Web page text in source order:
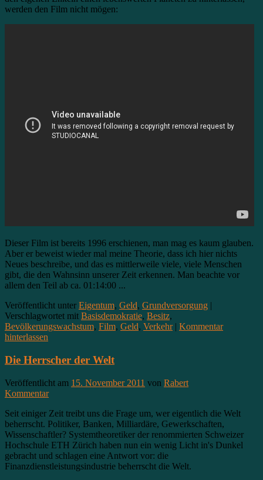
werden den Film nicht mögen:
Dieser Film ist bereits 1996 erschienen, man mag es kaum glauben.
Aber er beweist wieder mal meine Theorie, dass ich hier nichts
Neues beschreibe, und das es mittlerweile viele, viele Menschen
gibt, die den Wahnsinn unserer Zeit erkennen. Man beachte vor
allem den Teil ab ca. 01:14:00 ...
Veröffentlicht unter Eigentum, Geld, Grundversorgung |
Verschlagwortet mit Basisdemokratie, Besitz,
Bevölkerungswachstum, Film, Geld, Verkehr | Kommentar
hinterlassen
Die Herrscher der Welt
Veröffentlicht am 15. November 2011 von Rabert
Kommentar
Seit einiger Zeit treibt uns die Frage um, wer eigentlich die Welt
beherrscht. Politiker, Banken, Milliardäre, Gewerkschaften,
Wissenschaftler? Systemtheoretiker der renommierten Schweizer
Hochschule ETH Zürich haben nun ein wenig Licht in's Dunkel
gebracht und schlagen eine Antwort vor: die
Finanzdienstleistungsindustrie beherrscht die Welt.